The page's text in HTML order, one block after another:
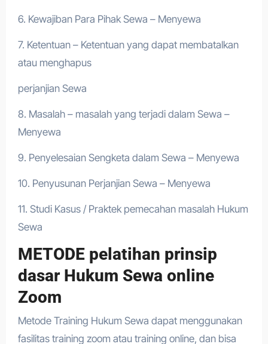
6. Kewajiban Para Pihak Sewa – Menyewa
7. Ketentuan – Ketentuan yang dapat membatalkan
atau menghapus
perjanjian Sewa
8. Masalah – masalah yang terjadi dalam Sewa –
Menyewa
9. Penyelesaian Sengketa dalam Sewa – Menyewa
10. Penyusunan Perjanjian Sewa – Menyewa
11. Studi Kasus / Praktek pemecahan masalah Hukum
Sewa
METODE pelatihan prinsip
dasar Hukum Sewa online
Zoom
Metode Training Hukum Sewa dapat menggunakan
fasilitas training zoom atau training online, dan bisa